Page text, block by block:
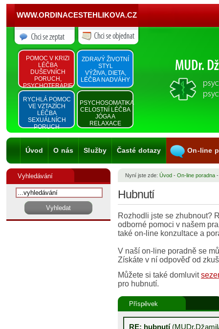
WWW.ORDINACESTEHLIKOVA.CZ
POMOC V KRIZI
LÉČBA
DUŠEVNÍCH
PORUCH,
PSYCHOTERAPIE
ZDRAVÝ ŽIVOTNÍ
STYL
VÝŽIVA, DIETA,
LÉČBA NADVÁHY
RYCHLÁ POMOC
VE VZTAZÍCH
LÉČBA
SEXUÁLNÍCH
PORUCH
PSYCHOSOMATIKA
CELOSTNÍ LÉČBA
JÓGA A
RELAXACE
Úvod O nás Služby Časté dotazy On-line
Vyhledávání Nyní jste zde: Úvod - On-line poradna
Hubnutí
Rozhodli jste se zhubnout?
odborné pomoci v našem
také on-line konzultace a
V naší on-line poradně se
Získáte v ní odpověď od
Můžete si také domluvit
pro hubnutí.
Příspěvek
RE: hubnutí